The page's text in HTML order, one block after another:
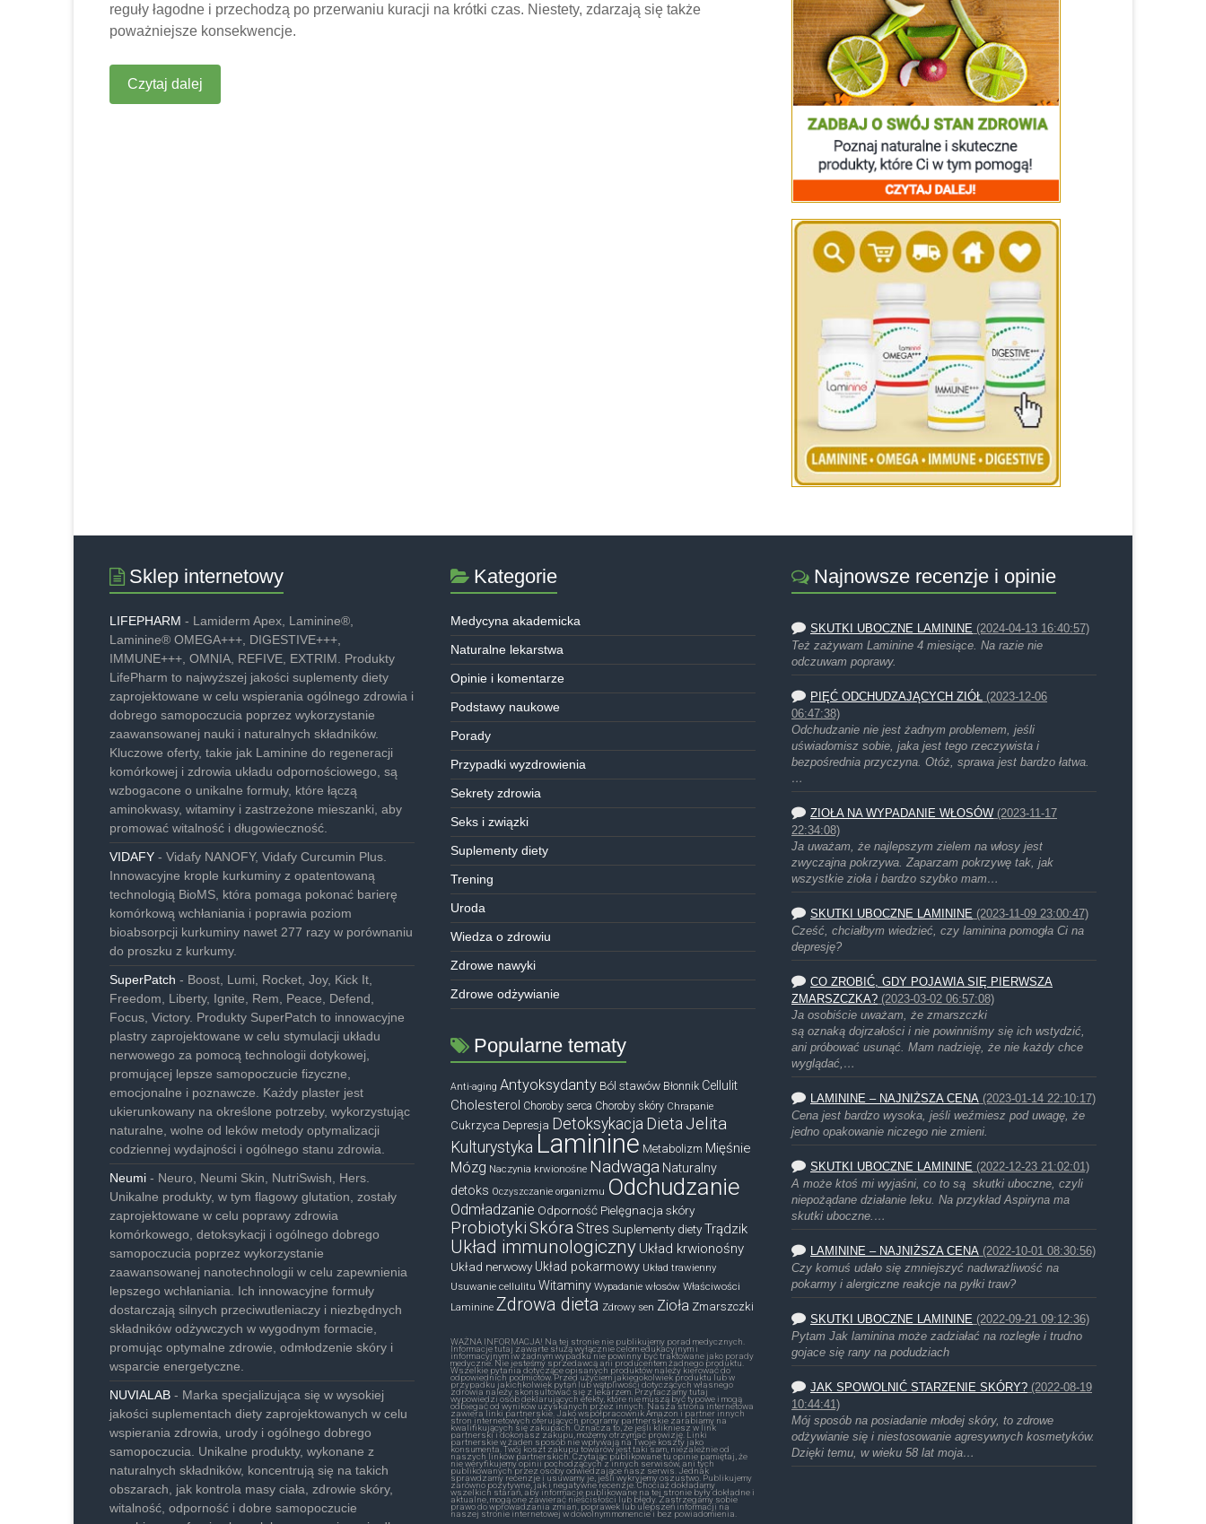
reguły łagodne i przechodzą po przerwaniu kuracji na krótki czas. Niestety, zdarzają się także
poważniejsze konsekwencje.
Czytaj dalej
Sklep internetowy
LIFEPHARM - Lamiderm Apex, Laminine®,
Laminine® OMEGA+++, DIGESTIVE+++,
IMMUNE+++, OMNIA, REFIVE, EXTRIM. Produkty
LifePharm to najwyższej jakości suplementy diety
zaprojektowane w celu wspierania ogólnego zdrowia i
dobrego samopoczucia poprzez wykorzystanie
zaawansowanej nauki i naturalnych składników.
Kluczowe oferty, takie jak Laminine do regeneracji
komórkowej i zdrowia układu odpornościowego, są
wzbogacone o unikalne formuły, które łączą
aminokwasy, witaminy i zastrzeżone mieszanki, aby
promować witalność i długowieczność.
VIDAFY - Vidafy NANOFY, Vidafy Curcumin Plus.
Innowacyjne krople kurkuminy z opatentowaną
technologią BioMS, która pomaga pokonać barierę
komórkową wchłaniania i poprawia poziom
bioabsorpcji kurkuminy nawet 277 razy w porównaniu
do proszku z kurkumy.
SuperPatch - Boost, Lumi, Rocket, Joy, Kick It,
Freedom, Liberty, Ignite, Rem, Peace, Defend,
Focus, Victory. Produkty SuperPatch to innowacyjne
plastry zaprojektowane w celu stymulacji układu
nerwowego za pomocą technologii dotykowej,
promującej lepsze samopoczucie fizyczne,
emocjonalne i poznawcze. Każdy plaster jest
ukierunkowany na określone potrzeby, wykorzystując
naturalne, wolne od leków metody optymalizacji
codziennej wydajności i ogólnego stanu zdrowia.
Neumi - Neuro, Neumi Skin, NutriSwish, Hers.
Unikalne produkty, w tym flagowy glutation, zostały
zaprojektowane w celu poprawy zdrowia
komórkowego, detoksykacji i ogólnego dobrego
samopoczucia poprzez wykorzystanie
zaawansowanej nanotechnologii w celu zapewnienia
lepszego wchłaniania. Ich innowacyjne formuły
dostarczają silnych przeciwutleniaczy i niezbędnych
składników odżywczych w wygodnym formacie,
promując optymalne zdrowie, odmłodzenie skóry i
wsparcie energetyczne.
NUVIALAB - Marka specjalizująca się w wysokiej
jakości suplementach diety zaprojektowanych w celu
wspierania zdrowia, urody i ogólnego dobrego
samopoczucia. Unikalne produkty, wykonane z
naturalnych składników, koncentrują się na takich
obszarach, jak kontrola masy ciała, zdrowie skóry,
witalność, odporność i dobre samopoczucie
Kategorie
Medycyna akademicka
Naturalne lekarstwa
Opinie i komentarze
Podstawy naukowe
Porady
Przypadki wyzdrowienia
Sekrety zdrowia
Seks i związki
Suplementy diety
Trening
Uroda
Wiedza o zdrowiu
Zdrowe nawyki
Zdrowe odżywianie
Popularne tematy
Anti-aging Antyoksydanty Ból stawów Błonnik Cellulit
Cholesterol Choroby serca Choroby skóry Chrapanie
Cukrzyca Depresja Detoksykacja Dieta Jelita
Kulturystyka Laminine Metabolizm Mięśnie
Mózg Naczynia krwionośne Nadwaga Naturalny
detoks Oczyszczanie organizmu Odchudzanie
Odmładzanie Odporność Pielęgnacja skóry
Probiotyki Skóra Stres Suplementy dietyTrądzik
Układ immunologiczny Układ krwionośny
Układ nerwowy Układ pokarmowy Układ trawienny
Usuwanie cellulitu Witaminy Wypadanie włosów Właściwości
Laminine Zdrowa dieta Zdrowy sen Zioła Zmarszczki
WAŻNA INFORMACJA! Na tej stronie nie publikujemy porad medycznych.
Informacje tutaj zawarte służą wyłącznie celom edukacyjnym i
informacyjnym iw żadnym wypadku nie powinny być traktowane jako porady
medyczne. Nie jesteśmy sprzedawcą ani producentem żadnego produktu.
Wszelkie pytania dotyczące opisanych produktów należy kierować do
odpowiednich podmiotów. Przed użyciem jakiegokolwiek produktu lub w
przypadku jakichkolwiek pytań lub wątpliwości dotyczących własnego
zdrowia należy skonsultować się z lekarzem. Przytaczamy tutaj
wypowiedzi osób deklarujących efekty, które nie muszą być typowe i mogą
odbiegać od wyników uzyskanych przez innych. Nasza strona internetowa
zawiera linki partnerskie. Jako współpracownik Amazon i partner innych
stron internetowych oferujących programy partnerskie zarabiamy na
kwalifikujących się zakupach. Oznacza to, że jeśli klikniesz w link
partnerski i dokonasz zakupu, możemy otrzymać prowizję. Linki
partnerskie w żaden sposób nie wpływają na Twoje koszty jako
konsumenta. Twój koszt zakupu towarów jest taki sam, niezależnie od
naszych linków partnerskich. Czytając publikowane tu opinie pamiętaj, że
nie weryfikujemy opinii pochodzących z innych serwisów, ani tych
publikowanych przez osoby odwiedzające nasz serwis. Jednak
sprawdzamy recenzje i usuwamy je, jeśli wykryjemy oszustwo. Publikujemy
zarówno pozytywne, jak i negatywne recenzje. Chociaż dokładamy
wszelkich starań, aby informacje publikowane na tej stronie były dokładne i
aktualne, mogą one zawierać nieścisłości lub błędy. Zastrzegamy sobie
prawo do wprowadzania zmian, poprawek lub ulepszeń informacji na
naszej stronie internetowej w dowolnym momencie i bez powiadomienia.
Najnowsze recenzje i opinie
SKUTKI UBOCZNE LAMININE (2024-04-13 16:40:57)
Też zażywam Laminine 4 miesiące. Na razie nie
odczuwam poprawy.
PIĘĆ ODCHUDZAJĄCYCH ZIÓŁ (2023-12-06
06:47:38)
Odchudzanie nie jest żadnym problemem, jeśli
uświadomisz sobie, jaka jest tego rzeczywista i
bezpośrednia przyczyna. Otóż, sprawa jest bardzo łatwa.
…
ZIOŁA NA WYPADANIE WŁOSÓW (2023-11-17
22:34:08)
Ja uważam, że najlepszym zielem na włosy jest
zwyczajna pokrzywa. Zaparzam pokrzywę tak, jak
wszystkie zioła i bardzo szybko mam…
SKUTKI UBOCZNE LAMININE (2023-11-09 23:00:47)
Cześć, chciałbym wiedzieć, czy laminina pomogła Ci na
depresję?
CO ZROBIĆ, GDY POJAWIA SIĘ PIERWSZA
ZMARSZCZKA? (2023-03-02 06:57:08)
Ja osobiście uważam, że zmarszczki
są oznaką dojrzałości i nie powinniśmy się ich wstydzić,
ani próbować usunąć. Mam nadzieję, że nie każdy chce
wyglądać,…
LAMININE – NAJNIŻSZA CENA (2023-01-14 22:10:17)
Cena jest bardzo wysoka, jeśli weźmiesz pod uwagę, że
jedno opakowanie niczego nie zmieni.
SKUTKI UBOCZNE LAMININE (2022-12-23 21:02:01)
A może ktoś mi wyjaśni, co to są skutki uboczne, czyli
niepożądane działanie leku. Na przykład Aspiryna ma
skutki uboczne.…
LAMININE – NAJNIŻSZA CENA (2022-10-01 08:30:56)
Czy komuś udało się zmniejszyć nadwrażliwość na
pokarmy i alergiczne reakcje na pyłki traw?
SKUTKI UBOCZNE LAMININE (2022-09-21 09:12:36)
Pytam Jak laminina może zadziałać na rozległe i trudno
gojace się rany na podudziach
JAK SPOWOLNIĆ STARZENIE SKÓRY? (2022-08-19
10:44:41)
Mój sposób na posiadanie młodej skóry, to zdrowe
odżywianie się i niestosowanie agresywnych kosmetyków.
Dzięki temu, w wieku 58 lat moja…